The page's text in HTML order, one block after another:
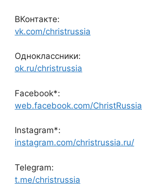
ВКонтакте:
vk.com/christrussia
Одноклассники:
ok.ru/christrussia
Facebook*:
web.facebook.com/ChristRussia
Instagram*:
instagram.com/christrussia.ru/
Telegram:
t.me/christrussia